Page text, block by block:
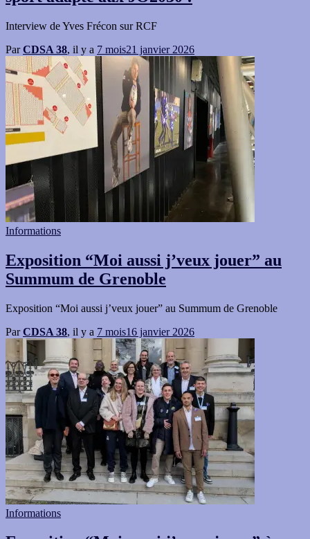
Interview de Yves Frécon sur RCF
ParCDSA 38, il y a 7 mois21 janvier 2026
Informations
Exposition “Moi aussi j’veux jouer” au
Summum de Grenoble
Exposition “Moi aussi j’veux jouer” au Summum de Grenoble
ParCDSA 38, il y a 7 mois16 janvier 2026
Informations